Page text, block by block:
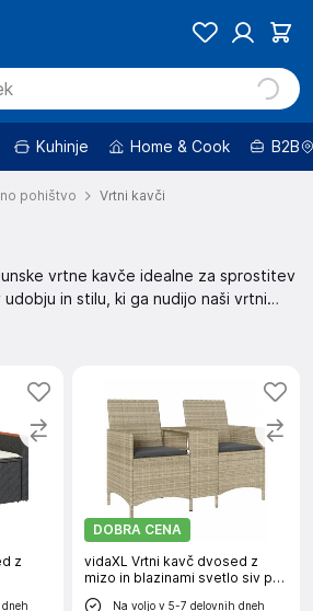
Kuhinje Home & Cook B2B
pohištvo Vrtni kavči
vrtne kavče idealne za sprostitev
in stilu, ki ga nudijo naši vrtni
z
DOBRA CENA
vidaXL Vrtni kavč dvosed z
mizo in blazinami svetlo siv poli
ratan
Na voljo v 5-7 delovnih dneh